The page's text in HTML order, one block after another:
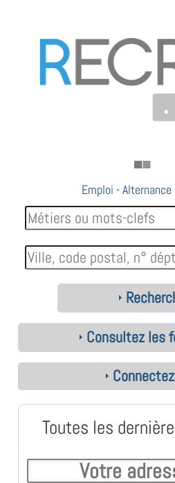
Emploi -Alternance
Consultez les
Toutes les